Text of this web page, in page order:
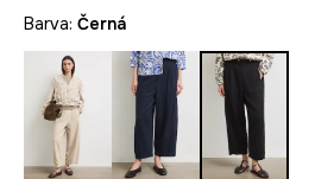
Barva: černá